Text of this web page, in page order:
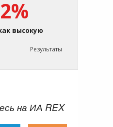
высокую
Результаты
на ИА REX